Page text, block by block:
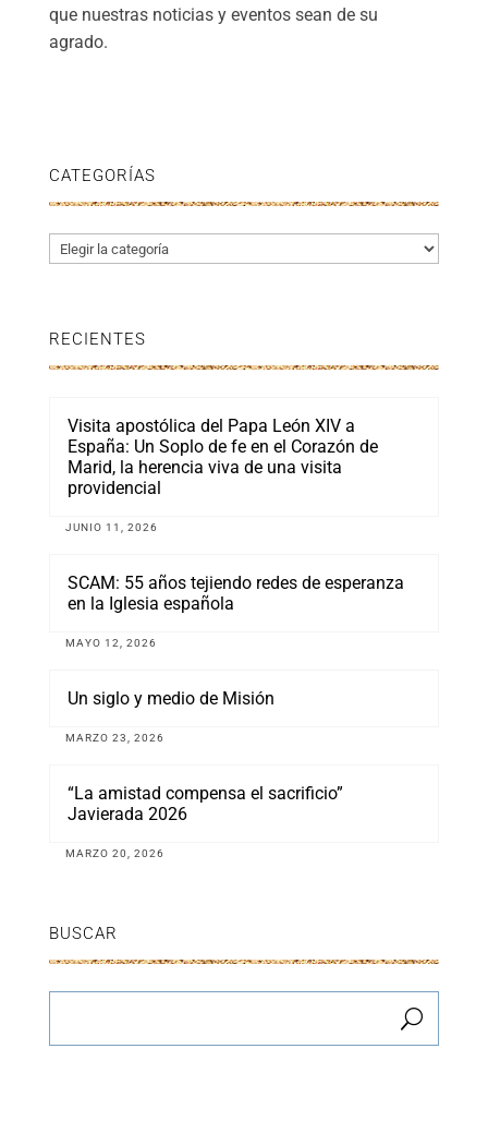
que nuestras noticias y eventos sean de su
agrado.
CATEGORÍAS
Categorías
RECIENTES
Visita apostólica del Papa León XIV a
España: Un Soplo de fe en el Corazón de
Marid, la herencia viva de una visita
providencial
JUNIO 11, 2026
SCAM: 55 años tejiendo redes de esperanza
en la Iglesia española
MAYO 12, 2026
Un siglo y medio de Misión
MARZO 23, 2026
“La amistad compensa el sacrificio”
Javierada 2026
MARZO 20, 2026
BUSCAR